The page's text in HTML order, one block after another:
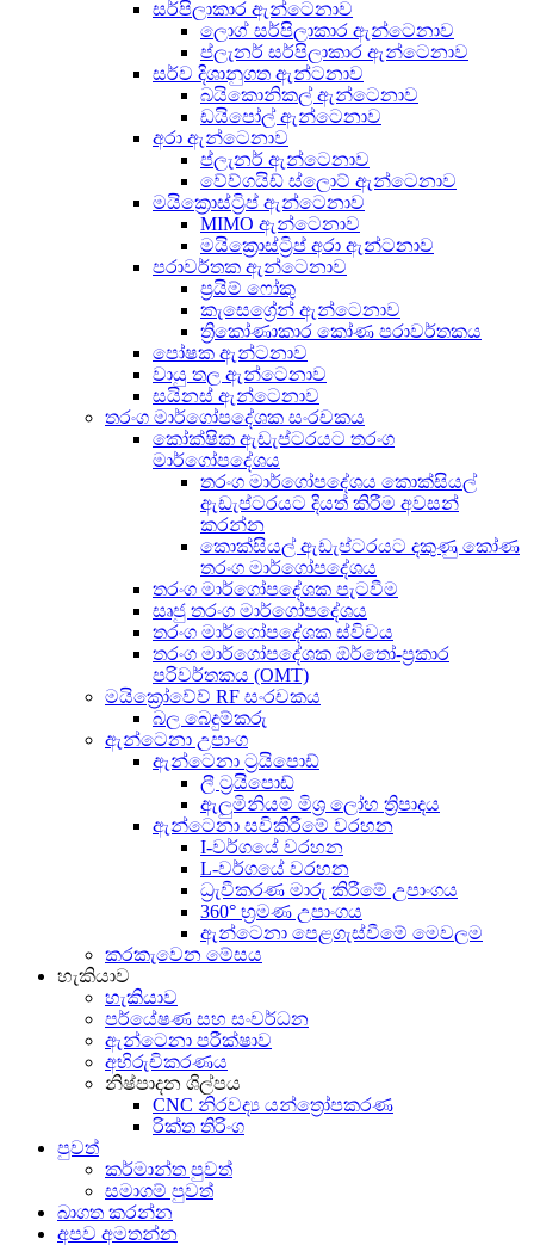
සර්පිලාකාර ඇන්ටෙනාව
ලොග් සර්පිලාකාර ඇන්ටෙනාව
ප්ලැනර් සර්පිලාකාර ඇන්ටෙනාව
සර්ව දිශානුගත ඇන්ටනාව
බයිකොනිකල් ඇන්ටෙනාව
ඩයිපෝල් ඇන්ටෙනාව
අරා ඇන්ටෙනාව
ප්ලැනර් ඇන්ටෙනාව
වේව්ගයිඩ් ස්ලොට් ඇන්ටෙනාව
මයික්‍රොස්ට්‍රිප් ඇන්ටෙනාව
MIMO ඇන්ටෙනාව
මයික්‍රොස්ට්‍රිප් අරා ඇන්ටනාව
පරාවර්තක ඇන්ටෙනාව
ප්‍රයිම් ෆෝකු
කැසෙග්‍රේන් ඇන්ටෙනාව
ත්‍රිකෝණාකාර කෝණ පරාවර්තකය
පෝෂක ඇන්ටනාව
වායු තල ඇන්ටෙනාව
සයිනස් ඇන්ටෙනාව
තරංග මාර්ගෝපදේශක සංරචකය
කෝක්ෂික ඇඩැප්ටරයට තරංග
මාර්ගෝපදේශය
තරංග මාර්ගෝපදේශය කොක්සියල්
ඇඩැප්ටරයට දියත් කිරීම අවසන්
කරන්න
කොක්සියල් ඇඩැප්ටරයට දකුණු කෝණ
තරංග මාර්ගෝපදේශය
තරංග මාර්ගෝපදේශක පැටවීම
සෘජු තරංග මාර්ගෝපදේශය
තරංග මාර්ගෝපදේශක ස්විචය
තරංග මාර්ගෝපදේශක ඕර්තෝ-ප්‍රකාර
පරිවර්තකය (OMT)
මයික්‍රෝවේව් RF සංරචකය
බල බෙදුම්කරු
ඇන්ටෙනා උපාංග
ඇන්ටෙනා ට්‍රයිපොඩ්
ලී ට්‍රයිපොඩ්
ඇලුමිනියම් මිශ්‍ර ලෝහ ත්‍රිපාදය
ඇන්ටෙනා සවිකිරීමේ වරහන
I-වර්ගයේ වරහන
L-වර්ගයේ වරහන
ධ්‍රැවීකරණ මාරු කිරීමේ උපාංගය
360° භ්‍රමණ උපාංගය
ඇන්ටෙනා පෙළගැස්වීමේ මෙවලම
කරකැවෙන මේසය
හැකියාව
හැකියාව
පර්යේෂණ සහ සංවර්ධන
ඇන්ටෙනා පරීක්ෂාව
අභිරුචිකරණය
නිෂ්පාදන ශිල්පය
CNC නිරවද්‍ය යන්ත්‍රෝපකරණ
රික්ත තිරිංග
පුවත්
කර්මාන්ත පුවත්
සමාගම් පුවත්
බාගත කරන්න
අපව අමතන්න